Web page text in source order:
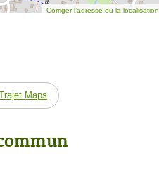
Corriger l’adresse ou la localisation
Maps